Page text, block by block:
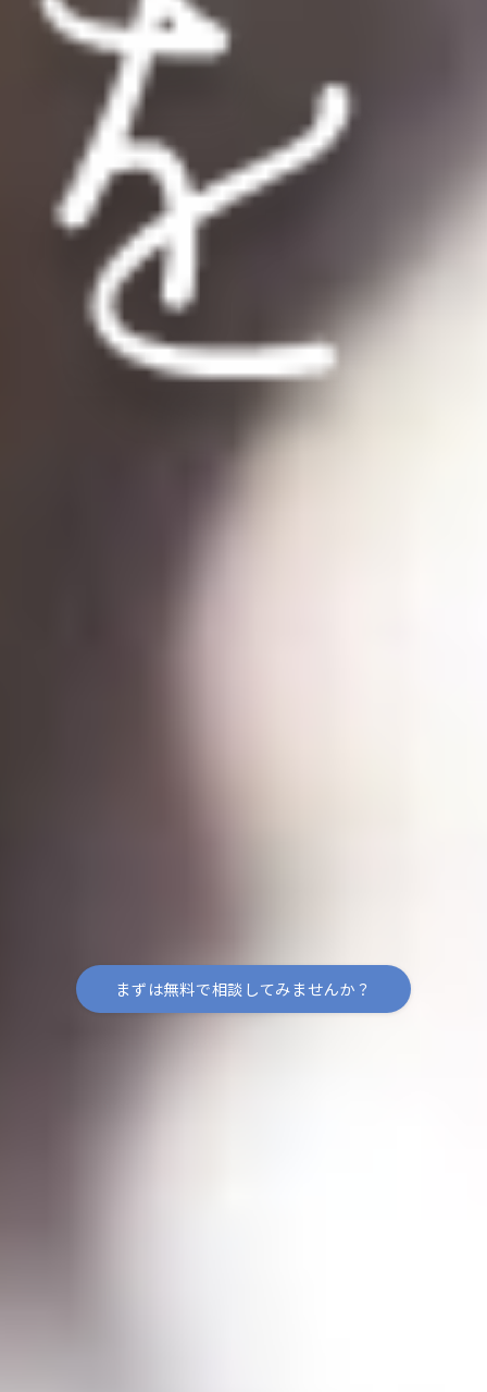
まずは無料で相談してみませんか？